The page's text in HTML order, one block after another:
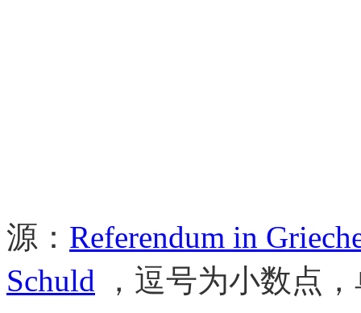
源： Referendum in
Schuld ，逗号为小数点